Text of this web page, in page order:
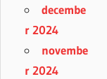
decembe
r 2024
novembe
r 2024